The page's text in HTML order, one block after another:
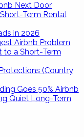
Next Door
Term Rental
in 2026
Airbnb Problem
to a Short-Term
(Country
Goes 50% Airbnb
Quiet Long-Term